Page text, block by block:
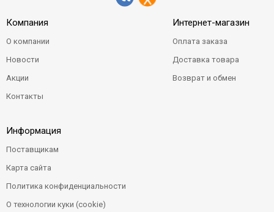
Компания
О компании
Новости
Акции
Контакты
Интернет-магазин
Оплата заказа
Доставка товара
Возврат и обмен
Информация
Поставщикам
Карта сайта
Политика конфиденциальности
О технологии куки (cookie)